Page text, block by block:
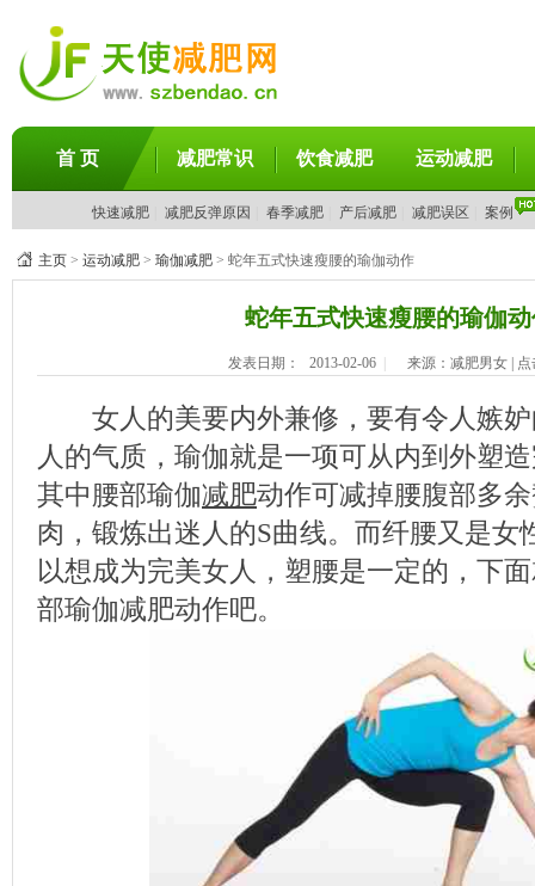
首 页 减肥常识 饮食减肥 运动减肥
快速减肥 减肥反弹原因 春季减肥 产后减肥 减肥误区 案例
主页 > 运动减肥 > 瑜伽减肥 > 蛇年五式快速瘦腰的瑜伽动作
蛇年五式快速瘦腰的瑜伽
发表日期： 2013-02-06 来源：减肥男女 |
女人的美要内外兼修，要有令人嫉妒
人的气质，瑜伽就是一项可从内到外塑
其中腰部瑜伽减肥动作可减掉腰腹部多
肉，锻炼出迷人的S曲线。而纤腰又是女
以想成为完美女人，塑腰是一定的，下
部瑜伽减肥动作吧。